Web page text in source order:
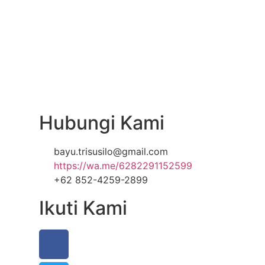
Hubungi Kami
bayu.trisusilo@gmail.com
https://wa.me/6282291152599
+62 852-4259-2899
Ikuti Kami